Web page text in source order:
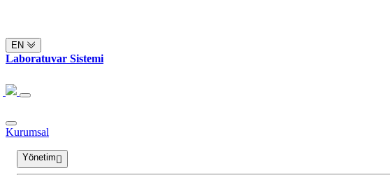
EN
Laboratuvar Sistemi
Kurumsal
Yönetim